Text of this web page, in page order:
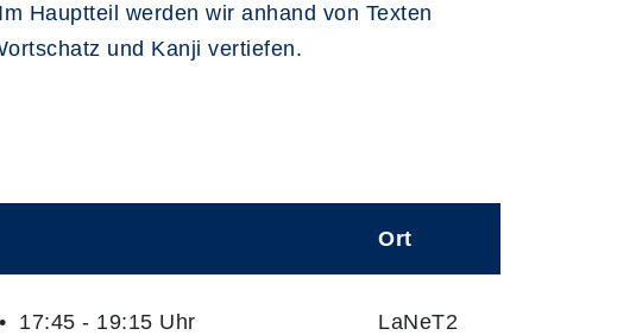
Hauptteil werden wir anhand von Texten
und Kanji vertiefen.
Ort
17:45 - 19:15 Uhr LaNeT2